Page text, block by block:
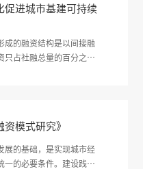
轨道交通建设管理起到了
通建设运营资金管理政
实现成都市轨道交通建设
促进城市基建可持续
成的融资结构是以间接融
只占社融总量的百分之十
难、融资贵”背景下，基
待解决的难题。由于国
具，重资产领域的各类
资模式研究》
展的基础，是实现城市经
一的必要条件。建设践行